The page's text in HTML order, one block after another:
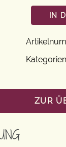
IN
ZUR